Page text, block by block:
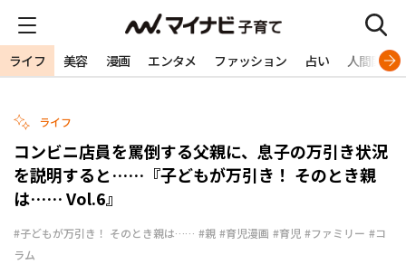
ライフ 美容 漫画 エンタメ ファッション 占い 人間関係
ライフ
コンビニ店員を罵倒する父親に、息子の万引き状況
を説明すると……『子どもが万引き！ そのとき親
は…… Vol.6』
#子どもが万引き！ そのとき親は…… #親 #育児漫画 #育児 #ファミリー #コ
ラム